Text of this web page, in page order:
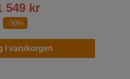
549 kr
-30%
i varukorgen